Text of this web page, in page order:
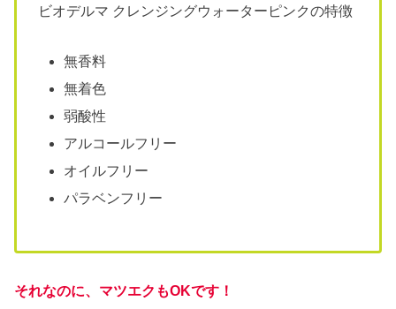
ビオデルマ クレンジングウォーターピンクの特徴
無香料
無着色
弱酸性
アルコールフリー
オイルフリー
パラベンフリー
それなのに、マツエクもOKです ！